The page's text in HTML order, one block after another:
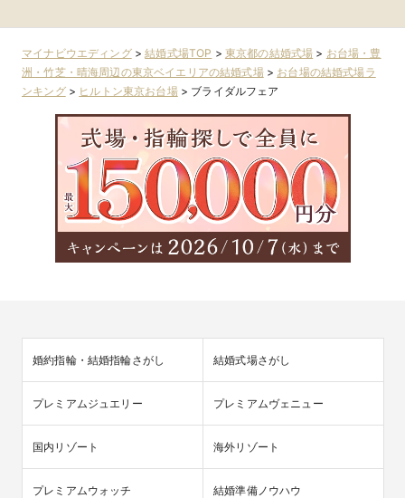
リア
マイナビウエディング>結婚式場TOP > 東京都の結婚式場 > お台場・豊
洲・竹芝・晴海周辺の東京ベイエリアの結婚式場> お台場の結婚式場ラ
ンキング> ヒルトン東京お台場> ブライダルフェア
婚約指輪・結婚指輪さがし 結婚式場さがし
プレミアムジュエリー プレミアムヴェニュー
国内リゾート 海外リゾート
プレミアムウォッチ 結婚準備ノウハウ